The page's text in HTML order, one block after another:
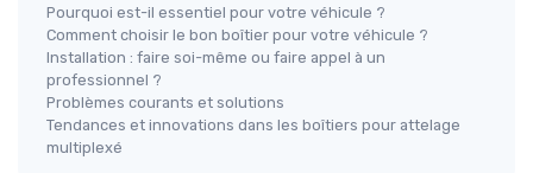
Pourquoi est-il essentiel pour votre véhicule ?
Comment choisir le bon boîtier pour votre véhicule ?
Installation : faire soi-même ou faire appel à un
professionnel ?
Problèmes courants et solutions
Tendances et innovations dans les boîtiers pour attelage
multiplexé